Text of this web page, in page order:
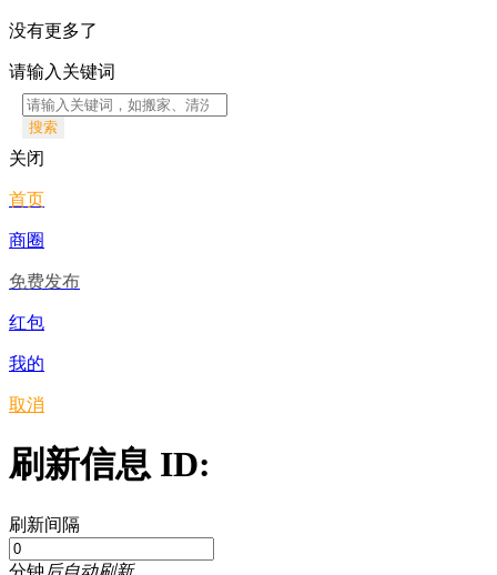
没有更多了
请输入关键词
搜索
关闭
首页
商圈
免费发布
红包
我的
取消
刷新信息 ID:
刷新间隔
分钟 后自动刷新